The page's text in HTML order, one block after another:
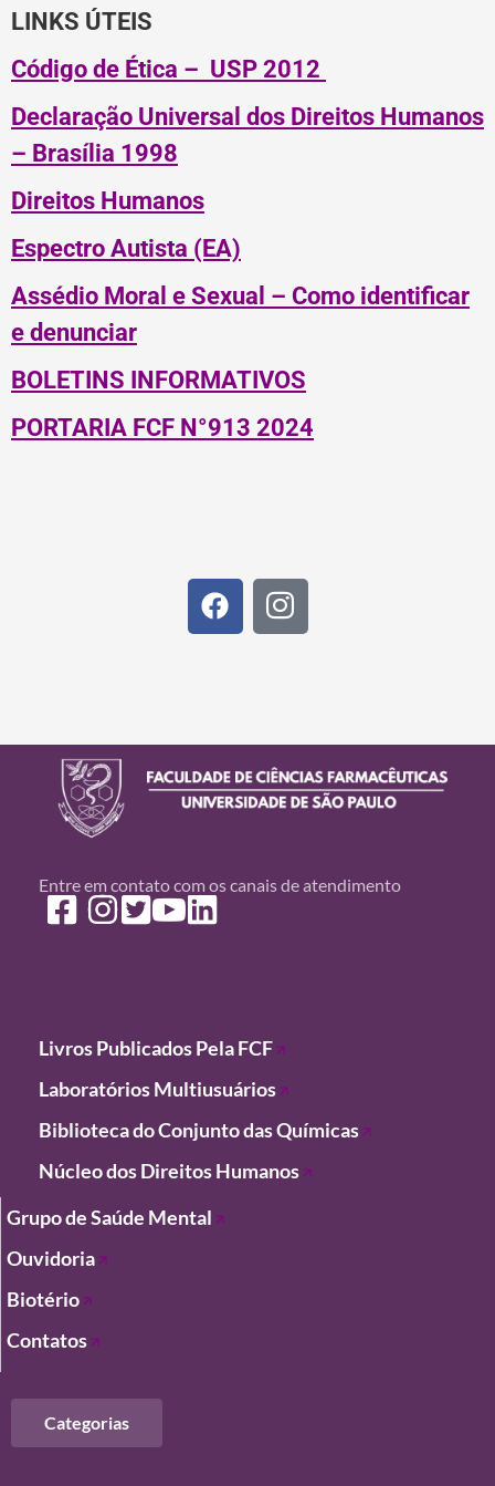
LINKS ÚTEIS
Código de Ética – USP 2012
Declaração Universal dos Direitos Humanos
– Brasília 1998
Direitos Humanos
Espectro Autista (EA)
Assédio Moral e Sexual – Como identificar
e denunciar
BOLETINS INFORMATIVOS
PORTARIA FCF N°913 2024
Entre em contato com os canais de atendimento
Livros Publicados Pela FCF
LaboratóriosMultiusuários
Biblioteca do Conjunto das Químicas
Núcleo dos Direitos Humanos
Grupo de Saúde Mental
Ouvidoria
Biotério
Contatos
Categorias